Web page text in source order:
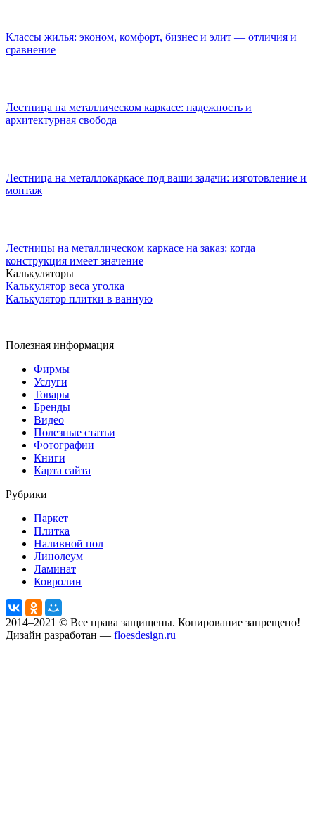
Классы жилья: эконом, комфорт, бизнес и элит — отличия и
сравнение
Лестница на металлическом каркасе: надежность и
архитектурная свобода
Лестница на металлокаркасе под ваши задачи: изготовление и
монтаж
Лестницы на металлическом каркасе на заказ: когда
конструкция имеет значение
Калькуляторы
Калькулятор веса уголка
Калькулятор плитки в ванную
Полезная информация
Фирмы
Услуги
Товары
Бренды
Видео
Полезные статьи
Фотографии
Книги
Карта сайта
Рубрики
Паркет
Плитка
Наливной пол
Линолеум
Ламинат
Ковролин
2014–2021 © Все права защищены. Копирование запрещено!
Дизайн разработан — floesdesign.ru